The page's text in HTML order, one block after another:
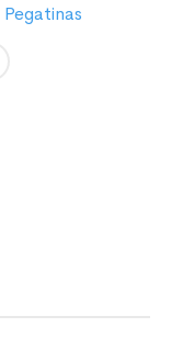
Pegatinas